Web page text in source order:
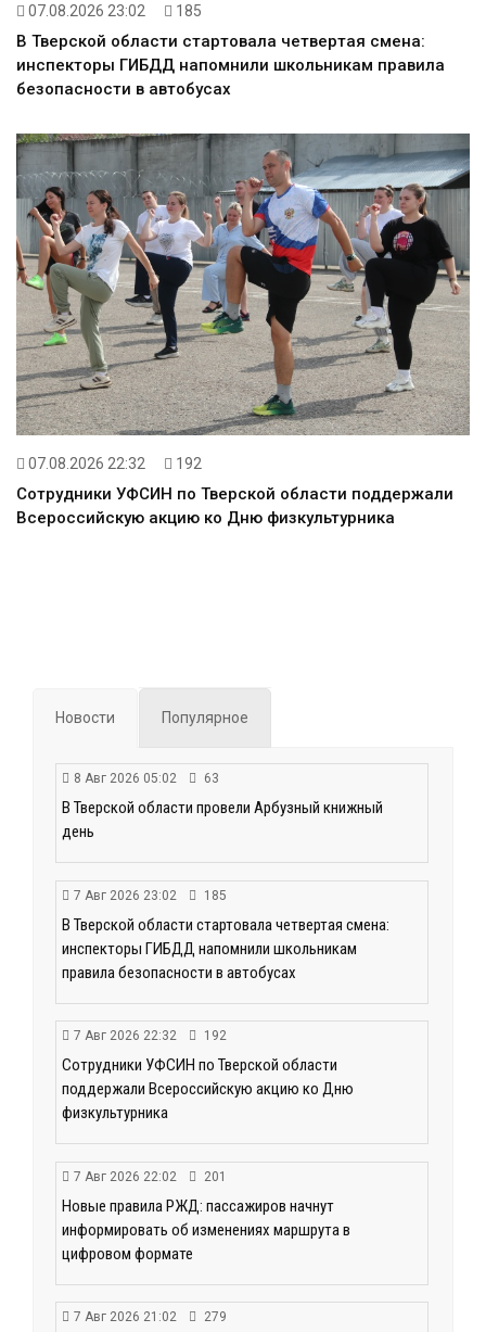
07.08.2026 23:02 185
В Тверской области стартовала четвертая смена:
инспекторы ГИБДД напомнили школьникам правила
безопасности в автобусах
07.08.2026 22:32 192
Сотрудники УФСИН по Тверской области поддержали
Всероссийскую акцию ко Дню физкультурника
Новости Популярное
8 Авг 2026 05:02 63
В Тверской области провели Арбузный книжный
день
7 Авг 2026 23:02 185
В Тверской области стартовала четвертая смена:
инспекторы ГИБДД напомнили школьникам
правила безопасности в автобусах
7 Авг 2026 22:32 192
Сотрудники УФСИН по Тверской области
поддержали Всероссийскую акцию ко Дню
физкультурника
7 Авг 2026 22:02 201
Новые правила РЖД: пассажиров начнут
информировать об изменениях маршрута в
цифровом формате
7 Авг 2026 21:02 279